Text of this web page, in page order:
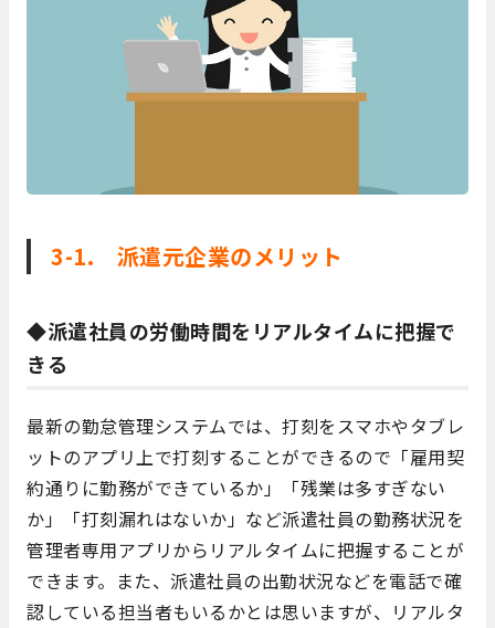
3-1. 派遣元企業のメリット
◆派遣社員の労働時間をリアルタイムに把握で
きる
最新の勤怠管理システムでは、打刻をスマホやタブレ
ットのアプリ上で打刻することができるので「雇用契
約通りに勤務ができているか」「残業は多すぎない
か」「打刻漏れはないか」など派遣社員の勤務状況を
管理者専用アプリからリアルタイムに把握することが
できます。また、派遣社員の出勤状況などを電話で確
認している担当者もいるかとは思いますが、リアルタ